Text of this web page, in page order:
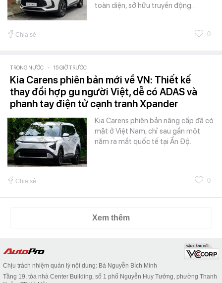
toàn diện, sở hữu truyền động…
Chia sẻ 0
TRONG NƯỚC - 15 GIỜ TRƯỚC
Kia Carens phiên bản mới về VN: Thiết kế
thay đổi hợp gu người Việt, dễ có ADAS và
phanh tay điện tử cạnh tranh Xpander
Kia Carens phiên bản nâng cấp đã có
mặt ở Việt Nam, chỉ sau gần một
năm ra mắt quốc tế tại Ấn Độ.
Chia sẻ 0
Xem thêm
Chịu trách nhiệm quản lý nội dung: Bà Nguyễn Bích Minh
Tầng 19, tòa nhà Center Building, số 1 phố Nguyễn Huy Tưởng, phường Thanh